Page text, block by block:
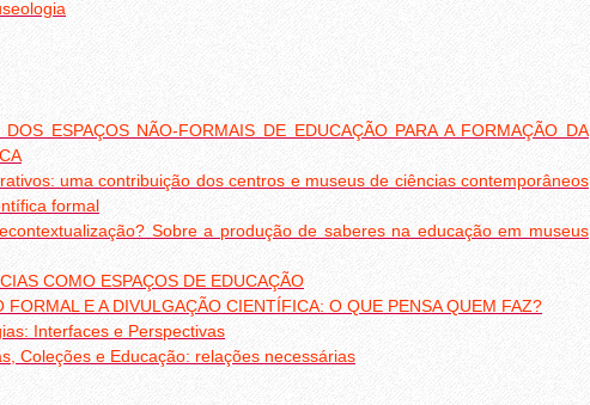
ESPAÇOS NÃO-FORMAIS DE EDUCAÇÃO PARA A FORMAÇÃO DA
uma contribuição dos centros e museus de ciências contemporâneos
formal
Sobre a produção de saberes na educação em museus
COMO ESPAÇOS DE EDUCAÇÃO
FORMAL E A DIVULGAÇÃO CIENTÍFICA: O QUE PENSA QUEM FAZ?
Interfaces e Perspectivas
Coleções e Educação: relações necessárias